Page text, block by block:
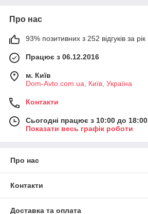
Про нас
93% позитивних з 252 відгуків за рік
Працює з 06.12.2016
м. Київ
Dom-Avto.com.ua, Київ, Україна
Контакти
Сьогодні працює з 10:00 до 18:00
Показати весь графік роботи
Про нас
Контакти
Доставка та оплата